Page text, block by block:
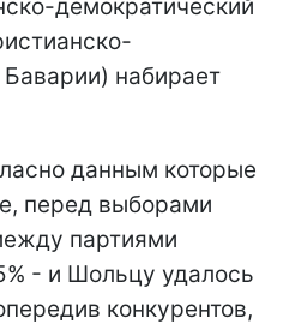
демократический
набирает
данным которые
перед выборами
партиями
- и Шольцу удалось
конкурентов,